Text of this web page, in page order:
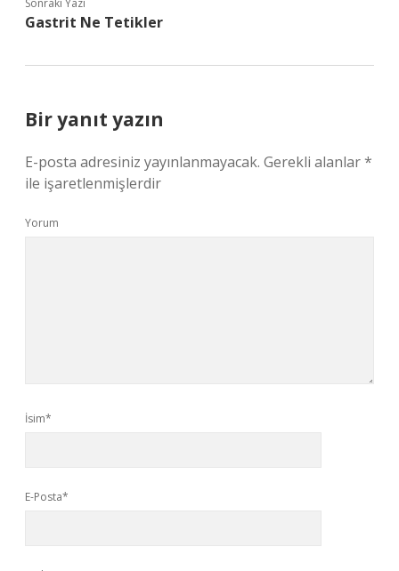
Sonraki Yazı
Gastrit Ne Tetikler
Bir yanıt yazın
E-posta adresiniz yayınlanmayacak. Gerekli alanlar*
ile işaretlenmişlerdir
Yorum
İsim*
E-Posta*